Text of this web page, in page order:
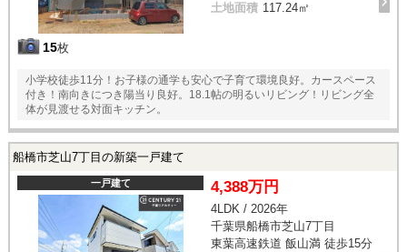
15枚
土地面積 117.24㎡
小学校徒歩11分！お子様の通学も安心で子育て環境良好。カースペース
付き！南向きにつき陽当り良好。18.1帖の明るいリビング！リビング全
体が見渡せる対面キッチン。
船橋市芝山7丁目の新築一戸建て
一戸建て 4,388万円
4LDK / 2026年
千葉県船橋市芝山7丁目
東葉高速鉄道 飯山満 徒歩15分